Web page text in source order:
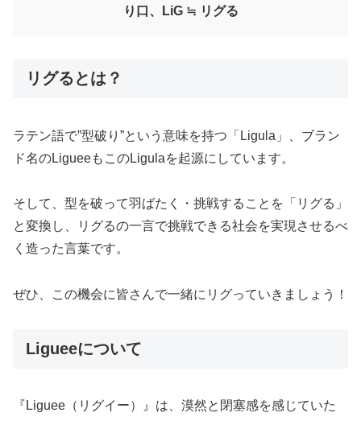
り口、LiG ≒ リグる
リグるとは？
ラテン語で”型破り”という意味を持つ「Ligula」、ブラン
ド名のLigueeもこのLigulaを起源にしています。
そして、型を破って羽ばたく・挑戦することを「リグる」
と変換し、リグるの一言で挑戦できる社会を実現させるべ
く造った言葉です。
ぜひ、この機会に皆さんで一緒にリグっていきましょう！
Ligueeについて
『Liguee（リグイー）』は、漠然と閉塞感を感じていた